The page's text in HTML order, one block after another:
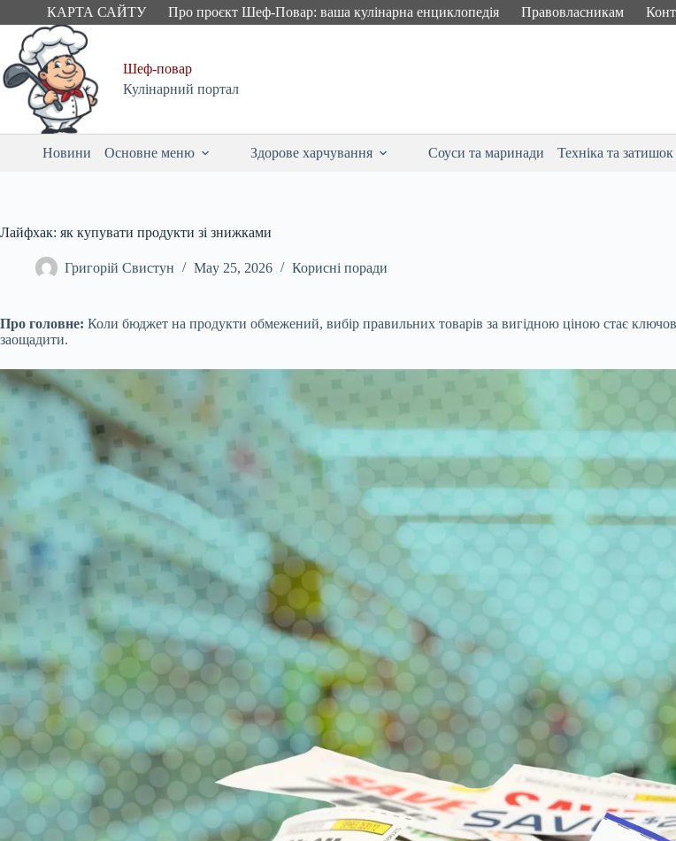
to
content
КАРТА САЙТУ Про проєкт Шеф-Повар: ваша кулінарна енциклопедія Правовласникам
Шеф-повар
Кулінарний портал
Новини Основне меню Здорове харчування Соуси та маринади Техніка та затишок
Лайфхак: як купувати продукти зі знижками
Григорій Свистун May 25, 2026 Корисні поради
Про головне: Коли бюджет на продукти обмежений, вибір правильних товарів за вигідною ціною стає
заощадити.